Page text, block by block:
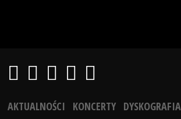
AKTUALNOŚCI KONCERTY DYSKOGRAFIA